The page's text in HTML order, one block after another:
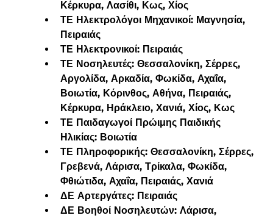
Κέρκυρα, Λασίθι, Κως, Χίος
ΤΕ Ηλεκτρολόγοι Μηχανικοί: Μαγνησία,
Πειραιάς
ΤΕ Ηλεκτρονικοί: Πειραιάς
ΤΕ Νοσηλευτές: Θεσσαλονίκη, Σέρρες,
Αργολίδα, Αρκαδία, Φωκίδα, Αχαΐα,
Βοιωτία, Κόρινθος, Αθήνα, Πειραιάς,
Κέρκυρα, Ηράκλειο, Χανιά, Χίος, Κως
ΤΕ Παιδαγωγοί Πρώιμης Παιδικής
Ηλικίας: Βοιωτία
ΤΕ Πληροφορικής: Θεσσαλονίκη, Σέρρες,
Γρεβενά, Λάρισα, Τρίκαλα, Φωκίδα,
Φθιώτιδα, Αχαΐα, Πειραιάς, Χανιά
ΔΕ Αρτεργάτες: Πειραιάς
ΔΕ Βοηθοί Νοσηλευτών: Λάρισα,